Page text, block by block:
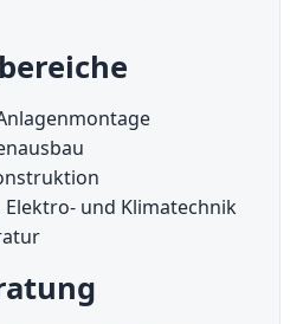
und Klimatechnik